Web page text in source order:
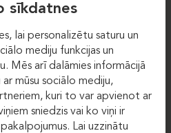
Darba krēsli
sīkdatnes
lai personalizētu saturu un
mediju funkcijas un
Mēs arī dalāmies informācijā
mūsu sociālo mediju,
kuri to var apvienot ar
sniedzis vai ko viņi ir
Lai uzzinātu